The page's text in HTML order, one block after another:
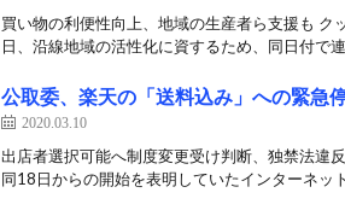
買い物の利便性向上、地域の生産者ら支援も
日、沿線地域の活性化に資するため、同日付で
公取委、楽天の「送料込み」への緊急
2020.03.10
出店者選択可能へ制度変更受け判断、独禁法違
同18日からの開始を表明していたインターネッ